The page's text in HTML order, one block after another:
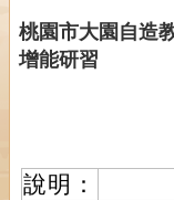
桃園市大園自造
增能研習
說明：